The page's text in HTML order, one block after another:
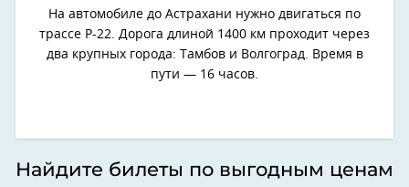
На автомобиле до Астрахани нужно двигаться по
трассе Р-22. Дорога длиной 1400 км проходит через
два крупных города: Тамбов и Волгоград. Время в
пути — 16 часов.
Найдите билеты по выгодным ценам